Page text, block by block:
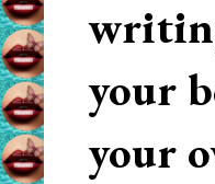
your
your